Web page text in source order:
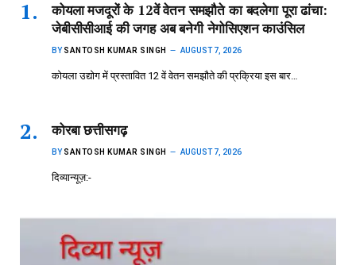
कोयला मजदूरों के 12वें वेतन समझौते का बदलेगा पूरा ढांचा:
जेबीसीसीआई की जगह अब बनेगी नेगोसिएशन काउंसिल
BY SANTOSH KUMAR SINGH AUGUST 7, 2026
कोयला उद्योग में प्रस्तावित 12 वें वेतन समझौते की प्रक्रिया इस बार…
कोरबा छत्तीसगढ़
BY SANTOSH KUMAR SINGH AUGUST 7, 2026
दिव्यान्यूज़:-